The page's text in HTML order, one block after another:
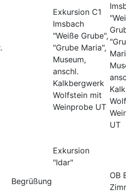
Exkursion C1
Imsbach
"Weiße Grube",
"Grube Maria",
Museum,
anschl.
Kalkbergwerk
Wolfstein mit
Weinprobe UT
UT
Exkursion
"Idar"
Begrüßung
OB